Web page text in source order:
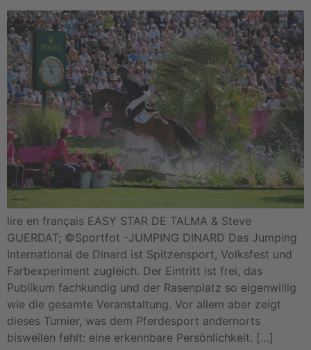
lire en français EASY STAR DE TALMA & Steve
GUERDAT; ©Sportfot -JUMPING DINARD Das Jumping
International de Dinard ist Spitzensport, Volksfest und
Farbexperiment zugleich. Der Eintritt ist frei, das
Publikum fachkundig und der Rasenplatz so eigenwillig
wie die gesamte Veranstaltung. Vor allem aber zeigt
dieses Turnier, was dem Pferdesport andernorts
bisweilen fehlt: eine erkennbare Persönlichkeit. […]